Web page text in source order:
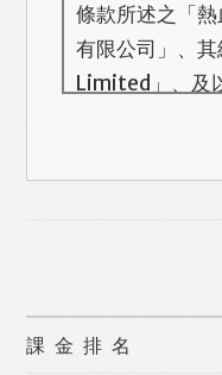
Like
條款所述之「
有限公司」、
Limited」、及
願性質。我們
保留隨時增減
括但不限於漫
課金排名